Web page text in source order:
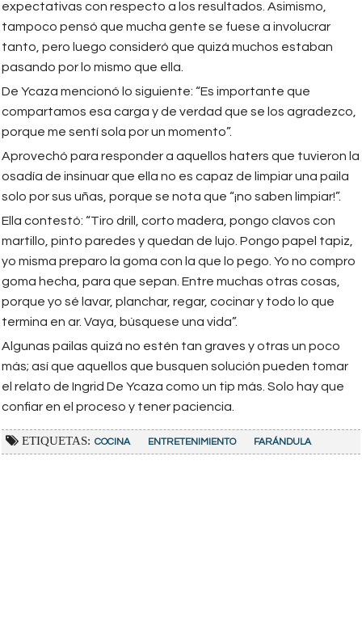
expectativas con respecto a los resultados. Asimismo,
tampoco pensó que mucha gente se fuese a involucrar
tanto, pero luego consideró que quizá muchos estaban
pasando por lo mismo que ella.
De Ycaza mencionó lo siguiente: “Es importante que
compartamos esa carga y de verdad que se los agradezco,
porque me sentí sola por un momento”.
Aprovechó para responder a aquellos haters que tuvieron la
osadía de insinuar que ella no es capaz de limpiar una paila
solo por sus uñas, porque se nota que “¡no saben limpiar!”.
Ella contestó: “Tiro drill, corto madera, pongo clavos con
martillo, pinto paredes y quedan de lujo. Pongo papel tapiz,
yo misma preparo la goma con la que lo pego. Yo no compro
goma hecha, para que sepan. Entre muchas otras cosas,
porque yo sé lavar, planchar, regar, cocinar y todo lo que
termina en ar. Vaya, búsquese una vida”.
Algunas pailas quizá no estén tan graves y otras un poco
más; así que aquellos que busquen solución pueden tomar
el relato de Ingrid De Ycaza como un tip más. Solo hay que
confiar en el proceso y tener paciencia.
ETIQUETAS: COCINA ENTRETENIMIENTO FARÁNDULA